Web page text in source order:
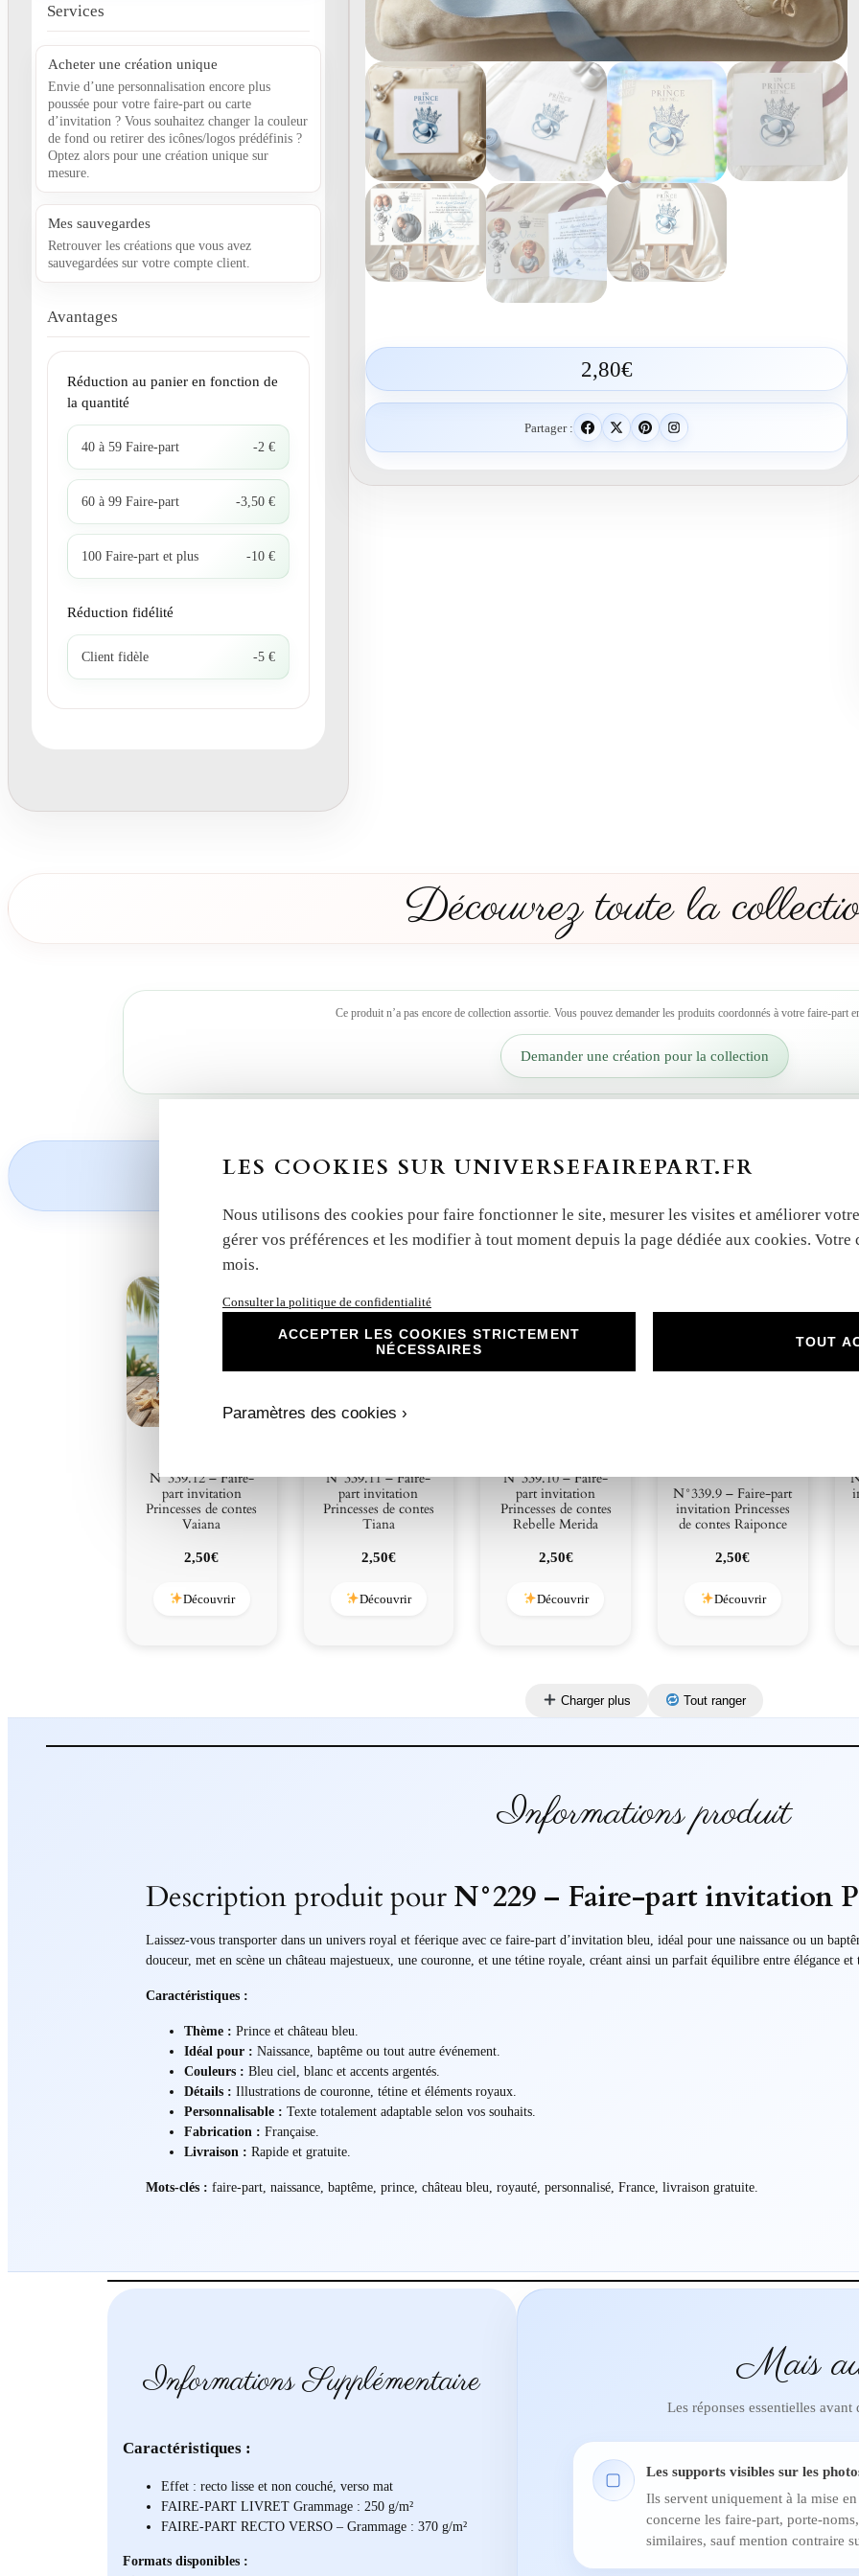
Services
Acheter une création unique
Envie d’une personnalisation encore plus
poussée pour votre faire-part ou carte
d’invitation ? Vous souhaitez changer la couleur
de fond ou retirer des icônes/logos prédéfinis ?
Optez alors pour une création unique sur
mesure.
Mes sauvegardes
Retrouver les créations que vous avez
sauvegardées sur votre compte client.
Avantages
Réduction au panier en fonction de
la quantité
40 à 59 Faire-part -2 €
60 à 99 Faire-part -3,50 €
100 Faire-part et plus -10 €
Réduction fidélité
Client fidèle -5 €
2,80€
Partager :
Découvrez toute la
Ce produit n’a pas encore de collection assortie. Vous pouvez demander les produits coordonnés à votre faire-part
Demander une création pour la collection
Découvrez nos autres produits dans la
N°339.12 – Faire-
part invitation
Princesses de contes
Vaiana
2,50€
Découvrir
N°339.11 – Faire-
part invitation
Princesses de contes
Tiana
2,50€
Découvrir
N°339.10 – Faire-
part invitation
Princesses de contes
Rebelle Merida
2,50€
Découvrir
N°339.9 – Faire-part
invitation Princesses
de contes Raiponce
2,50€
Découvrir
Charger plus Tout ranger
Informations produit
Description produit pourN°229 – Faire-part invitation
Laissez-vous transporter dans un univers royal et féerique avec ce faire-part d’invitation bleu, idéal pour une naissance ou un
douceur, met en scène un château majestueux, une couronne, et une tétine royale, créant ainsi un parfait équilibre entre élégance
Caractéristiques :
Thème : Prince et château bleu.
Idéal pour : Naissance, baptême ou tout autre événement.
Couleurs : Bleu ciel, blanc et accents argentés.
Détails : Illustrations de couronne, tétine et éléments royaux.
Personnalisable : Texte totalement adaptable selon vos souhaits.
Fabrication : Française.
Livraison : Rapide et gratuite.
Mots-clés : faire-part, naissance, baptême, prince, château bleu, royauté, personnalisé, France, livraison gratuite.
Informations Supplémentaire
Caractéristiques :
Effet : recto lisse et non couché, verso mat
FAIRE-PART LIVRET Grammage : 250 g/m²
FAIRE-PART RECTO VERSO – Grammage : 370 g/m²
Formats disponibles :
Mais
Les réponses essentielles
▢
Les supports visibles sur les
Ils servent uniquement à la mise
concerne les faire-part, porte-
similaires, sauf mention contraire
LES COOKIES SUR UNIVERSEFAIREPART.FR
Nous utilisons des cookies pour faire fonctionner le site, mesurer les visites et améliorer
gérer vos préférences et les modifier à tout moment depuis la page dédiée aux cookies. Votre
mois.
Consulter la politique de confidentialité
ACCEPTER LES COOKIES STRICTEMENT
NÉCESSAIRES
Paramètres des cookies ›
TOUT